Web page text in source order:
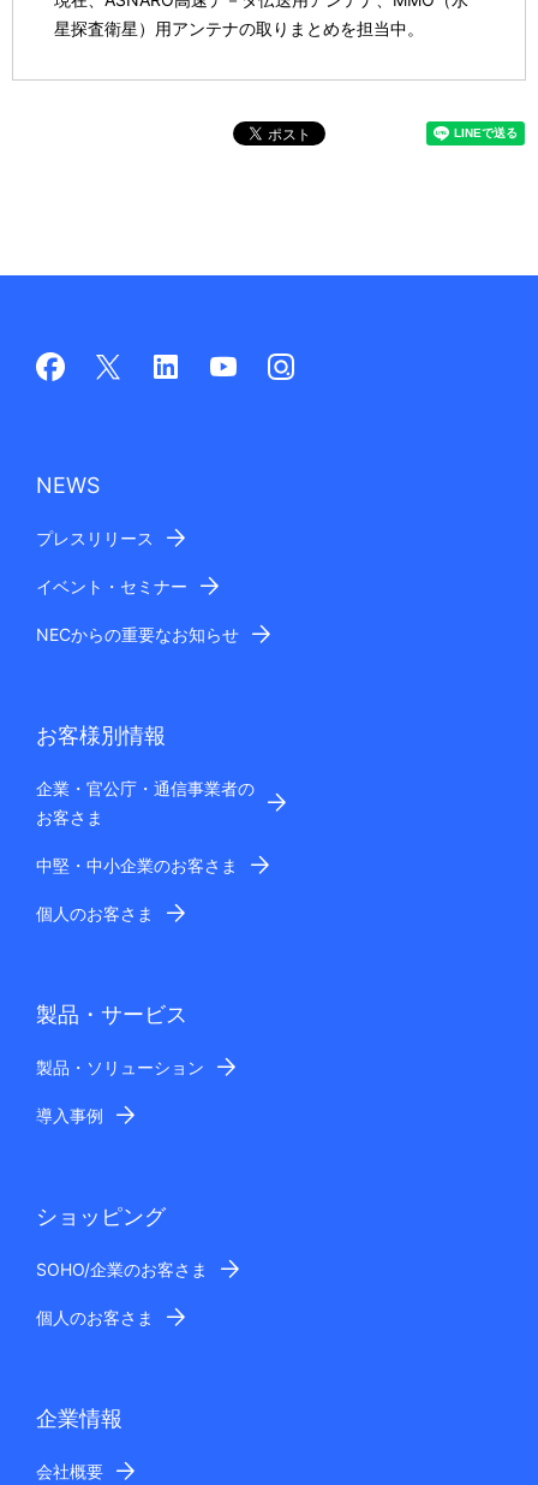
星探査衛星）用アンテナの取りまとめを担当中。
NEWS
プレスリリース
イベント・セミナー
NECからの重要なお知らせ
お客様別情報
企業・官公庁・通信事業者の
お客さま
中堅・中小企業のお客さま
個人のお客さま
製品・サービス
製品・ソリューション
導入事例
ショッピング
SOHO/企業のお客さま
個人のお客さま
企業情報
会社概要